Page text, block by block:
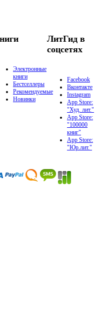
Электронные
книги
Бестселлеры
Рекомендуемые
Новинки
ЛитГид в
соцсетях
Facebook
Вконтакте
Instagram
App Store:
"Худ. лит."
App Store:
"100000
книг"
App Store:
"Юр.лит."